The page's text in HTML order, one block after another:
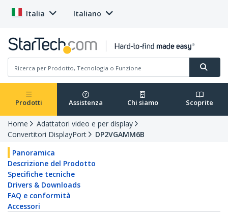
Italia Italiano
Prodotti Assistenza Chi siamo Scoprite
Home
Adattatori video e per display
Convertitori DisplayPort
DP2VGAMM6B
Panoramica
Descrizione del Prodotto
Specifiche tecniche
Drivers & Downloads
FAQ e conformità
Accessori